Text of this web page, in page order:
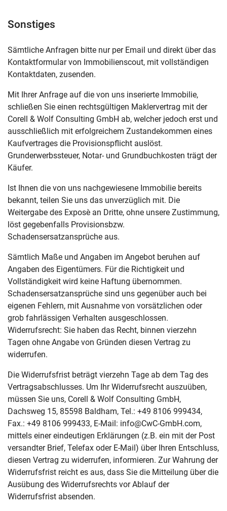
Sonstiges
Sämtliche Anfragen bitte nur per Email und direkt über das
Kontaktformular von Immobilienscout, mit vollständigen
Kontaktdaten, zusenden.
Mit Ihrer Anfrage auf die von uns inserierte Immobilie,
schließen Sie einen rechtsgültigen Maklervertrag mit der
Corell & Wolf Consulting GmbH ab, welcher jedoch erst und
ausschließlich mit erfolgreichem Zustandekommen eines
Kaufvertrages die Provisionspflicht auslöst.
Grunderwerbssteuer, Notar- und Grundbuchkosten trägt der
Käufer.
Ist Ihnen die von uns nachgewiesene Immobilie bereits
bekannt, teilen Sie uns das unverzüglich mit. Die
Weitergabe des Exposè an Dritte, ohne unsere Zustimmung,
löst gegebenfalls Provisionsbzw.
Schadensersatzansprüche aus.
Sämtlich Maße und Angaben im Angebot beruhen auf
Angaben des Eigentümers. Für die Richtigkeit und
Vollständigkeit wird keine Haftung übernommen.
Schadensersatzansprüche sind uns gegenüber auch bei
eigenen Fehlern, mit Ausnahme von vorsätzlichen oder
grob fahrlässigen Verhalten ausgeschlossen.
Widerrufsrecht: Sie haben das Recht, binnen vierzehn
Tagen ohne Angabe von Gründen diesen Vertrag zu
widerrufen.
Die Widerrufsfrist beträgt vierzehn Tage ab dem Tag des
Vertragsabschlusses. Um Ihr Widerrufsrecht auszuüben,
müssen Sie uns, Corell & Wolf Consulting GmbH,
Dachsweg 15, 85598 Baldham, Tel.: +49 8106 999434,
Fax.: +49 8106 999433, E-Mail: info@CwC-GmbH.com,
mittels einer eindeutigen Erklärungen (z.B. ein mit der Post
versandter Brief, Telefax oder E-Mail) über Ihren Entschluss,
diesen Vertrag zu widerrufen, informieren. Zur Wahrung der
Widerrufsfrist reicht es aus, dass Sie die Mitteilung über die
Ausübung des Widerrufsrechts vor Ablauf der
Widerrufsfrist absenden.